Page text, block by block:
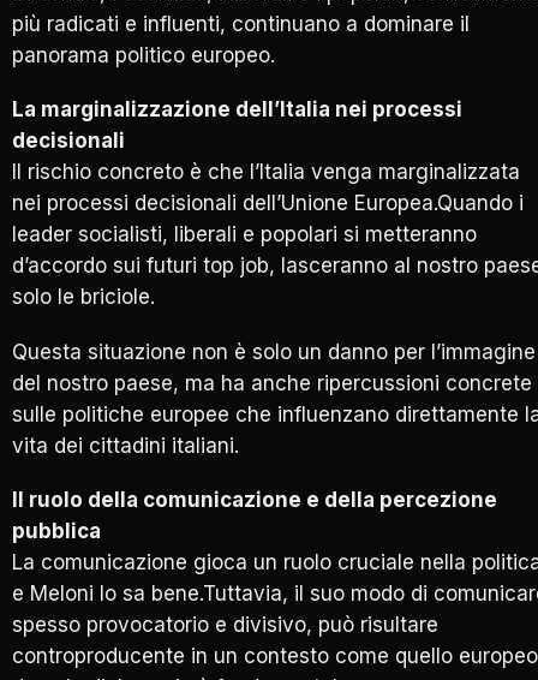
più radicati e influenti, continuano a dominare il
panorama politico europeo.
La marginalizzazione dell’Italia nei processi
decisionali
Il rischio concreto è che l’Italia venga marginalizzata
nei processi decisionali dell’Unione Europea.Quando i
leader socialisti, liberali e popolari si metteranno
d’accordo sui futuri top job, lasceranno al nostro
solo le briciole.
Questa situazione non è solo un danno per l’immagine
del nostro paese, ma ha anche ripercussioni concrete
sulle politiche europee che influenzano direttamente
vita dei cittadini italiani.
Il ruolo della comunicazione e della percezione
pubblica
La comunicazione gioca un ruolo cruciale nella
e Meloni lo sa bene.Tuttavia, il suo modo di
spesso provocatorio e divisivo, può risultare
controproducente in un contesto come quello